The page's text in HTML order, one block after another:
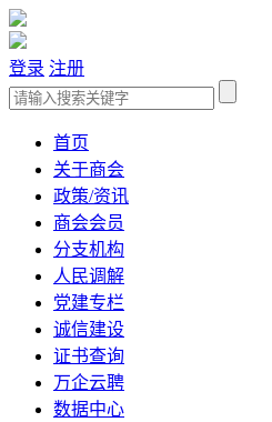
登录 注册
首页
关于商会
政策/资讯
商会会员
分支机构
人民调解
党建专栏
诚信建设
证书查询
万企云聘
数据中心